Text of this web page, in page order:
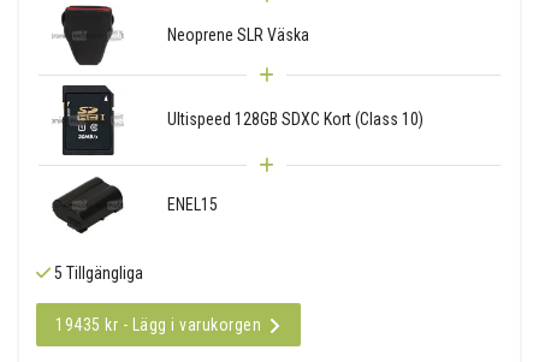
Neoprene SLR Väska
Ultispeed 128GB SDXC Kort (Class 10)
ENEL15
5 Tillgängliga
19435 kr - Lägg i varukorgen